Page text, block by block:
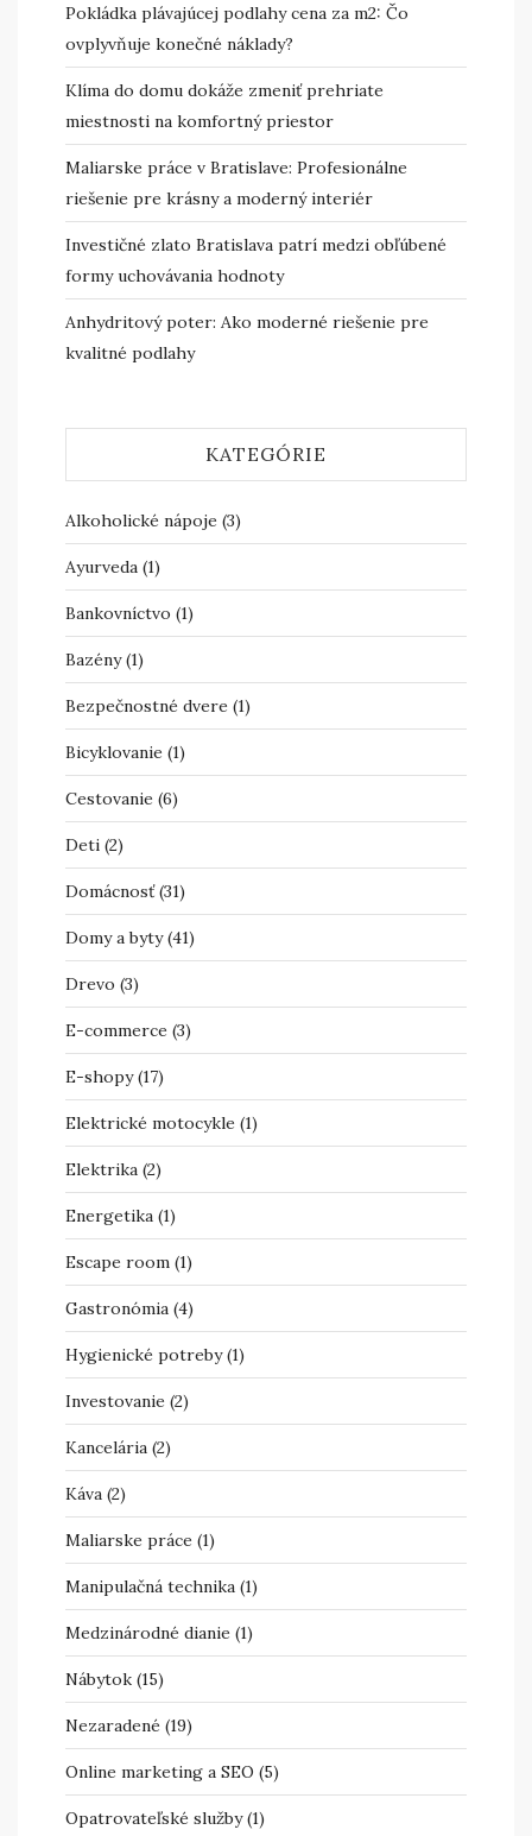
Pokládka plávajúcej podlahy cena za m2: Čo
ovplyvňuje konečné náklady?
Klíma do domu dokáže zmeniť prehriate
miestnosti na komfortný priestor
Maliarske práce v Bratislave: Profesionálne
riešenie pre krásny a moderný interiér
Investičné zlato Bratislava patrí medzi obľúbené
formy uchovávania hodnoty
Anhydritový poter: Ako moderné riešenie pre
kvalitné podlahy
KATEGÓRIE
Alkoholické nápoje (3)
Ayurveda (1)
Bankovníctvo (1)
Bazény(1)
Bezpečnostné dvere (1)
Bicyklovanie (1)
Cestovanie (6)
Deti (2)
Domácnosť(31)
Domy a byty(41)
Drevo (3)
E-commerce (3)
E-shopy(17)
Elektrické motocykle (1)
Elektrika (2)
Energetika (1)
Escape room (1)
Gastronómia (4)
Hygienické potreby(1)
Investovanie (2)
Kancelária (2)
Káva (2)
Maliarske práce (1)
Manipulačná technika (1)
Medzinárodné dianie (1)
Nábytok (15)
Nezaradené (19)
Online marketing a SEO (5)
Opatrovateľské služby(1)